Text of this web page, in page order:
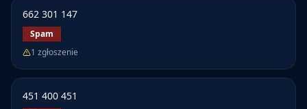
662 301 147
Spam
1 zgłoszenie
451 400 451